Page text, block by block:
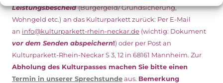
Leistungsbescheid (Bürgergeld/ Grundsicherung,
Wohngeld etc.) an das Kulturparkett zurück: Per E-Mail
an info@kulturparkett-rhein-neckar.de (wichtig: Dokument
vor dem Senden abspeichern!) oder per Post an
Kulturparkett-Rhein-Neckar S 3, 12 in 68161 Mannheim. Zur
Abholung des Kulturpasses machen Sie bitte einen
Termin in unserer Sprechstundeaus. Bemerkung